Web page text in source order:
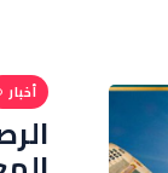
أخبار